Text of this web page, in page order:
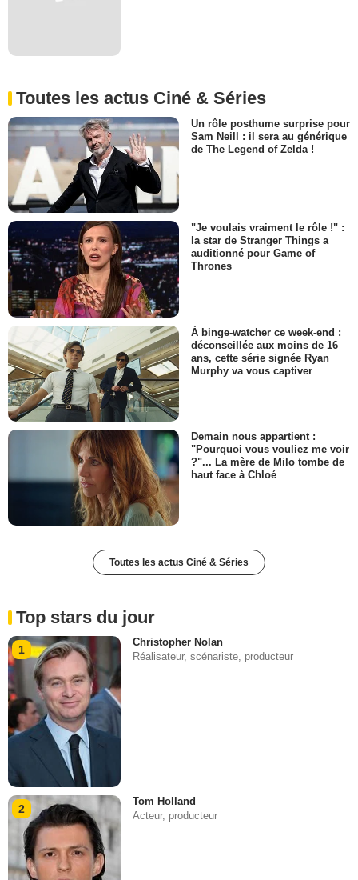
Toutes les actus Ciné & Séries
Un rôle posthume surprise pour
Sam Neill : il sera au générique
de The Legend of Zelda !
"Je voulais vraiment le rôle !" :
la star de Stranger Things a
auditionné pour Game of
Thrones
À binge-watcher ce week-end :
déconseillée aux moins de 16
ans, cette série signée Ryan
Murphy va vous captiver
Demain nous appartient :
"Pourquoi vous vouliez me voir
?"... La mère de Milo tombe de
haut face à Chloé
Toutes les actus Ciné & Séries
Top stars du jour
1
Christopher Nolan
Réalisateur, scénariste, producteur
2
Tom Holland
Acteur, producteur